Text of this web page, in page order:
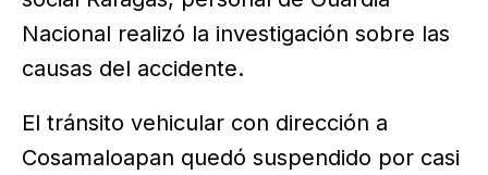
Nacional realizó la investigación sobre las
causas del accidente.
El tránsito vehicular con dirección a
Cosamaloapan quedó suspendido por casi